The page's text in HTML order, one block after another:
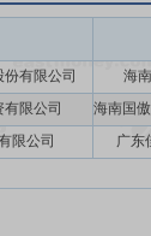
有限公司
海
限公司
限公司 广东